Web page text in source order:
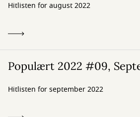
Hitlisten for august 2022
Populært 2022 #09,
Hitlisten for september 2022